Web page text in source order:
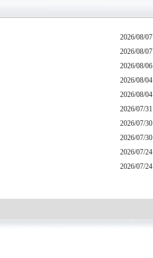
2026/08/07
2026/08/07
2026/08/06
2026/08/04
2026/08/04
2026/07/31
2026/07/30
2026/07/30
2026/07/24
2026/07/24